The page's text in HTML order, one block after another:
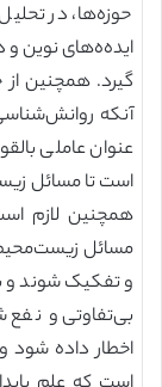
حوزه‌ها، در
ایده‌ه‌های نوین و
گیرد. همچنین از
آنکه
عنوان عاملی
است تا مسائل
همچنین لازم
مسائل
و تفکیک شوند و
بی‌تفاوتی و
اخطار داده شود